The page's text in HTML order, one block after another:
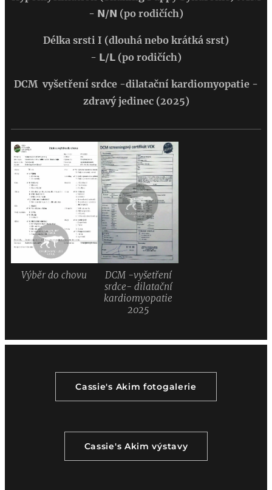
- 𝗡/𝗡 (po rodičích)
Délka srsti I (dlouhá nebo krátká srst)
- 𝗟/𝗟 (po rodičích)
DCM vyšetření srdce -dilatační kardiomyopatie -
zdravý jedinec (2025)
Výběr do chovu
DCM -vyšetření
srdce- dilatační
kardiomyopatie
2025
Cassie's Akim fotogalerie
Cassie's Akim výstavy